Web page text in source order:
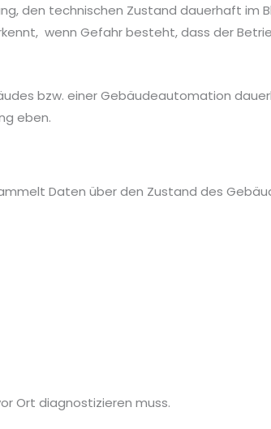
den technischen Zustand dauerhaft im
wenn Gefahr besteht, dass der
bzw. einer Gebäudeautomation
eben.
Daten über den Zustand des
Ort diagnostizieren muss.